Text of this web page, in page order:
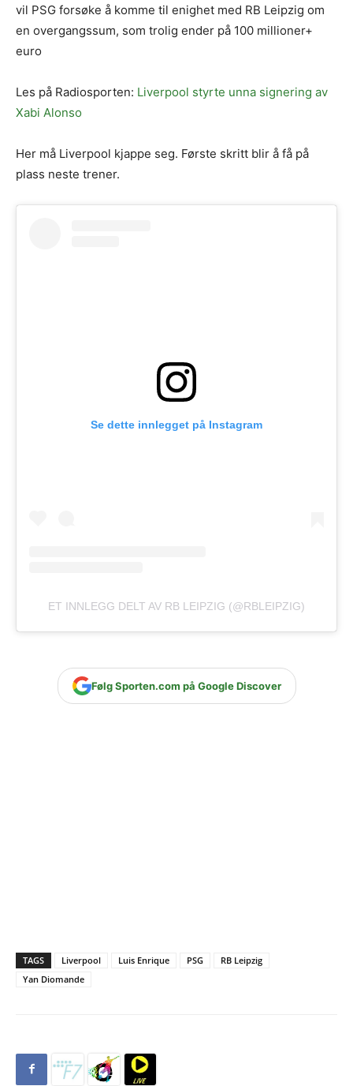
vil PSG forsøke å komme til enighet med RB Leipzig om
en overgangssum, som trolig ender på 100 millioner+
euro
Les på Radiosporten: Liverpool styrte unna signering av
Xabi Alonso
Her må Liverpool kjappe seg. Første skritt blir å få på
plass neste trener.
Se dette innlegget på Instagram
ET INNLEGG DELT AV RB LEIPZIG (@RBLEIPZIG)
Følg Sporten.com på Google Discover
TAGS Liverpool Luis Enrique PSG
RB Leipzig
Yan Diomande